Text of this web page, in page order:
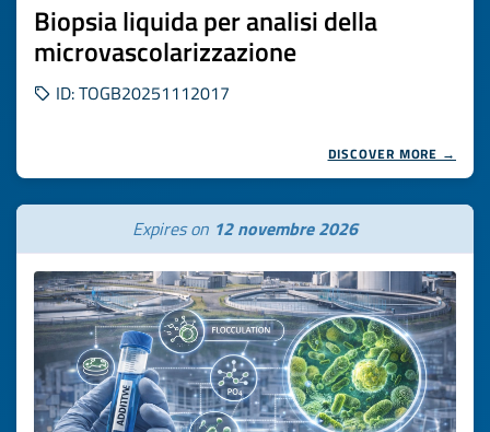
Biopsia liquida per analisi della
microvascolarizzazione
ID: TOGB20251112017
DISCOVER MORE →
Expires on 12 novembre 2026